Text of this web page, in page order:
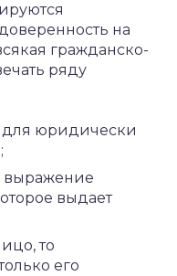
на
гражданско-
ряду
для юридически
выражение
выдает
то
его